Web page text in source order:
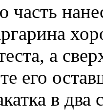
а
его
в два